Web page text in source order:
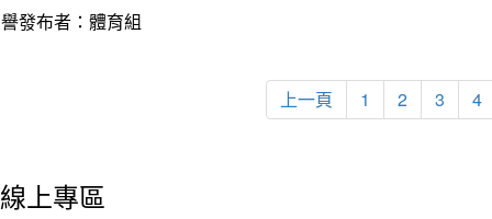
發布者：體育組
上一頁 1 2 3 4
線上專區